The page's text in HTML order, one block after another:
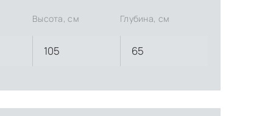
Высота, см Глубина, см
105 65